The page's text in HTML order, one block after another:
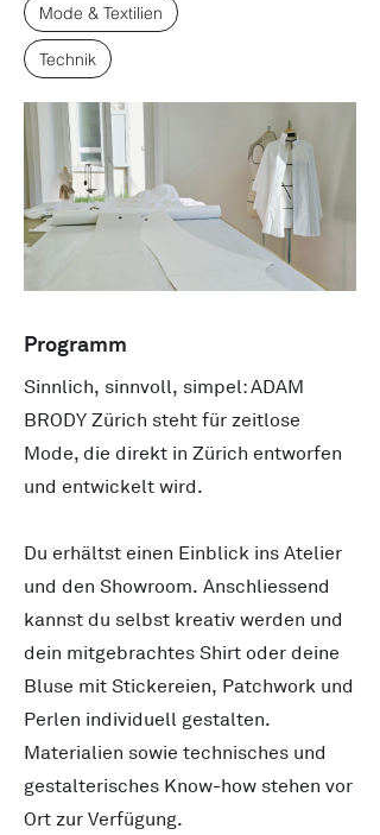
Mode & Textilien
Technik
Programm
Sinnlich, sinnvoll, simpel: ADAM
BRODY Zürich steht für zeitlose
Mode, die direkt in Zürich entworfen
und entwickelt wird.
Du erhältst einen Einblick ins Atelier
und den Showroom. Anschliessend
kannst du selbst kreativ werden und
dein mitgebrachtes Shirt oder deine
Bluse mit Stickereien, Patchwork und
Perlen individuell gestalten.
Materialien sowie technisches und
gestalterisches Know-how stehen vor
Ort zur Verfügung.